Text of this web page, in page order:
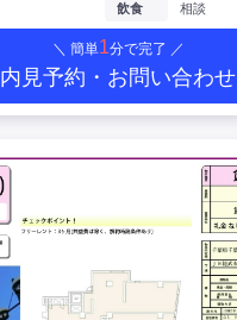
飲食
相談
＼ 簡単1分で完了 ／
内見予約・お問い合わせ